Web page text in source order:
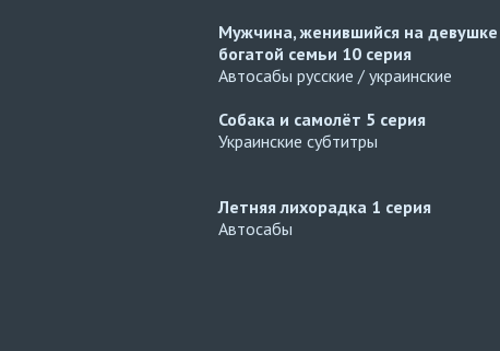
Мужчина, женившийся на девушке
богатой семьи 10 серия
Автосабы русские / украинские
Собака и самолёт 5 серия
Украинские субтитры
Летняя лихорадка 1 серия
Автосабы